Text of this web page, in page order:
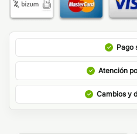
Pago
Atención
Cambios y